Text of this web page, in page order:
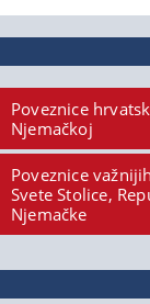
Poveznice
Njemačkoj
Poveznice
Svete Stolice,
Njemačke